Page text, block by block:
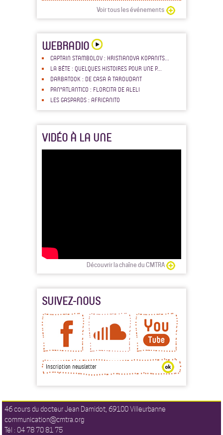
Voir tous les événements
WEBRADIO
CAPTAIN STAMBOLOV : HRISTIANOVA KOPANITS...
LA BÊTE : QUELQUES HISTOIRES POUR UNE P...
DARBATOOK : DE CASA À TAROUDANT
PAN°ATLANTICO : FLORCITA DE ALELI
LES GASPARDS : AFRICANITO
VIDÉO À LA UNE
Découvrir la chaîne du CMTRA
SUIVEZ-NOUS
46 cours du docteur Jean Damidot, 69100 Villeurbanne
communication@cmtra.org
Tél : 04 78 70 81 75